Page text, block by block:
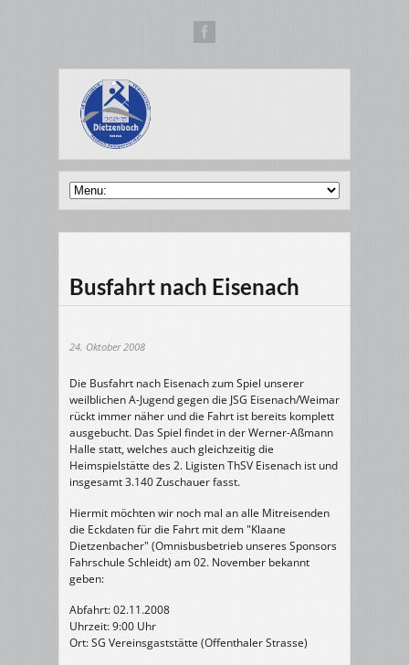
Busfahrt nach Eisenach
24. Oktober 2008
Die Busfahrt nach Eisenach zum Spiel unserer
weilblichen A-Jugend gegen die JSG Eisenach/Weimar
rückt immer näher und die Fahrt ist bereits komplett
ausgebucht. Das Spiel findet in der Werner-Aßmann
Halle statt, welches auch gleichzeitig die
Heimspielstätte des 2. Ligisten ThSV Eisenach ist und
insgesamt 3.140 Zuschauer fasst.
Hiermit möchten wir noch mal an alle Mitreisenden
die Eckdaten für die Fahrt mit dem "Klaane
Dietzenbacher" (Omnisbusbetrieb unseres Sponsors
Fahrschule Schleidt) am 02. November bekannt
geben:
Abfahrt: 02.11.2008
Uhrzeit: 9:00 Uhr
Ort: SG Vereinsgaststätte (Offenthaler Strasse)